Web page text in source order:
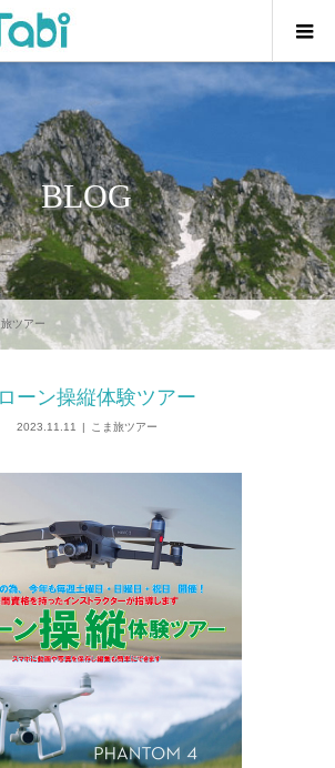
BLOG
ツアー
ーン操縦体験ツアー
2023.11.11 こま旅ツアー